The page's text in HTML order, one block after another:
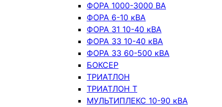
ФОРА 1000-3000 ВА
ФОРА 6-10 кВА
ФОРА 31 10-40 кВА
ФОРА 33 10-40 кВА
ФОРА 33 60-500 кВА
БОКСЕР
ТРИАТЛОН
ТРИАТЛОН Т
МУЛЬТИПЛЕКС 10-90 кВА